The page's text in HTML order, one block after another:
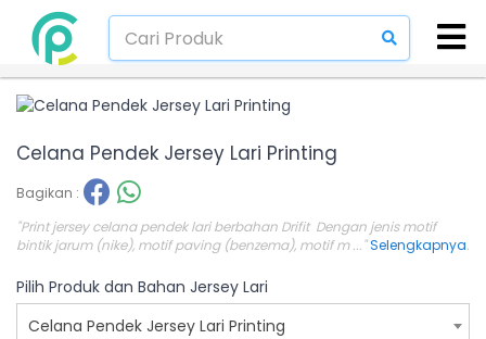
Celana Pendek Jersey Lari Printing
Bagikan :
"Print jersey celana pendek lari berbahan Drifit Dengan jenis motif
bintik jarum (nike), motif paving (benzema), motif m ..."Selengkapnya.
Pilih Produk dan Bahan Jersey Lari
Celana Pendek Jersey Lari Printing